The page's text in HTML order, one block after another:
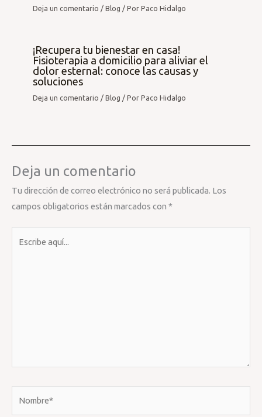
Deja un comentario /Blog / PorPaco Hidalgo
¡Recupera tu bienestar en casa!
Fisioterapia a domicilio para aliviar el
dolor esternal: conoce las causas y
soluciones
Deja un comentario /Blog / PorPaco Hidalgo
Deja un comentario
Tu dirección de correo electrónico no será publicada. Los
campos obligatorios están marcados con *